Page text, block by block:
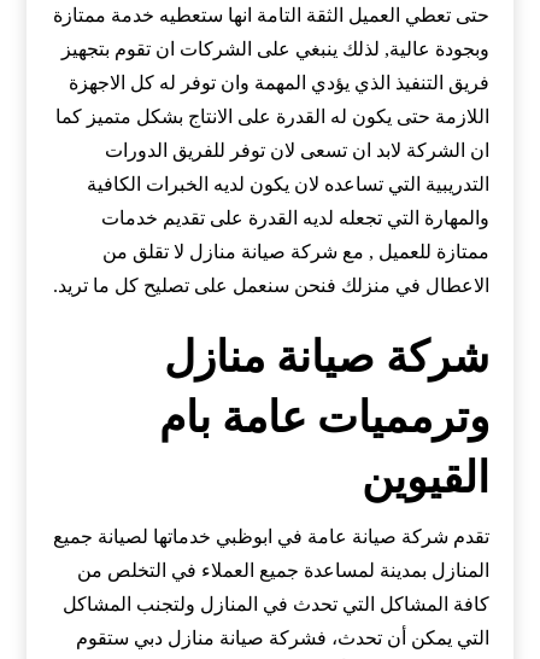
حتى تعطي العميل الثقة التامة انها ستعطيه خدمة ممتازة
وبجودة عالية, لذلك ينبغي على الشركات ان تقوم بتجهيز
فريق التنفيذ الذي يؤدي المهمة وان توفر له كل الاجهزة
اللازمة حتى يكون له القدرة على الانتاج بشكل متميز كما
ان الشركة لابد ان تسعى لان توفر للفريق الدورات
التدريبية التي تساعده لان يكون لديه الخبرات الكافية
والمهارة التي تجعله لديه القدرة على تقديم خدمات
ممتازة للعميل , مع شركة صيانة منازل لا تقلق من
الاعطال في منزلك فنحن سنعمل على تصليح كل ما تريد.
شركة صيانة منازل
وترمميات عامة بام
القيوين
تقدم شركة صيانة عامة في ابوظبي خدماتها لصيانة جميع
المنازل بمدينة لمساعدة جميع العملاء في التخلص من
كافة المشاكل التي تحدث في المنازل ولتجنب المشاكل
التي يمكن أن تحدث، فشركة صيانة منازل دبي ستقوم